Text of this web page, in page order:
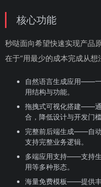
核心功能
秒哒面向希望快速实现产品
在于“用最少的成本完成从想
自然语言生成应用——
用结构与功能。
拖拽式可视化搭建——通
合，降低设计与开发门槛
完整前后端生成——自动
支持完整业务逻辑。
多端应用支持——支持
用等多种形态。
海量免费模板——提供